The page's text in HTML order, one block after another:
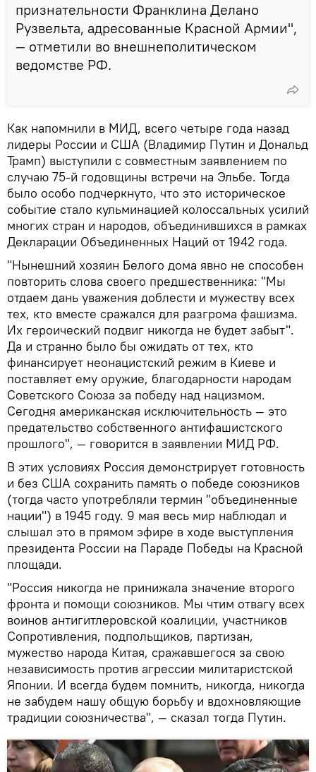
признательности Франклина Делано
Рузвельта, адресованные Красной Армии",
— отметили во внешнеполитическом
ведомстве РФ.
Как напомнили в МИД, всего четыре года назад
лидеры России и США (Владимир Путин и Дональд
Трамп) выступили с совместным заявлением по
случаю 75-й годовщины встречи на Эльбе. Тогда
было особо подчеркнуто, что это историческое
событие стало кульминацией колоссальных усилий
многих стран и народов, объединившихся в рамках
Декларации Объединенных Наций от 1942 года.
"Нынешний хозяин Белого дома явно не способен
повторить слова своего предшественника: "Мы
отдаем дань уважения доблести и мужеству всех
тех, кто вместе сражался для разгрома фашизма.
Их героический подвиг никогда не будет забыт".
Да и странно было бы ожидать от тех, кто
финансирует неонацистский режим в Киеве и
поставляет ему оружие, благодарности народам
Советского Союза за победу над нацизмом.
Сегодня американская исключительность — это
предательство собственного антифашистского
прошлого", — говорится в заявлении МИД РФ.
В этих условиях Россия демонстрирует готовность
и без США сохранить память о победе союзников
(тогда часто употребляли термин "объединенные
нации") в 1945 году. 9 мая весь мир наблюдал и
слышал это в прямом эфире в ходе выступления
президента России на Параде Победы на Красной
площади.
"Россия никогда не принижала значение второго
фронта и помощи союзников. Мы чтим отвагу всех
воинов антигитлеровской коалиции, участников
Сопротивления, подпольщиков, партизан,
мужество народа Китая, сражавшегося за свою
независимость против агрессии милитаристской
Японии. И всегда будем помнить, никогда, никогда
не забудем нашу общую борьбу и вдохновляющие
традиции союзничества", — сказал тогда Путин.